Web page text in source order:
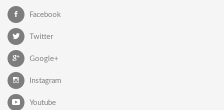
Facebook
Twitter
Google+
Instagram
Youtube